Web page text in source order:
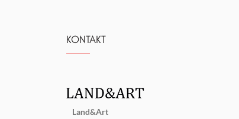
KONTAKT
Land&Art